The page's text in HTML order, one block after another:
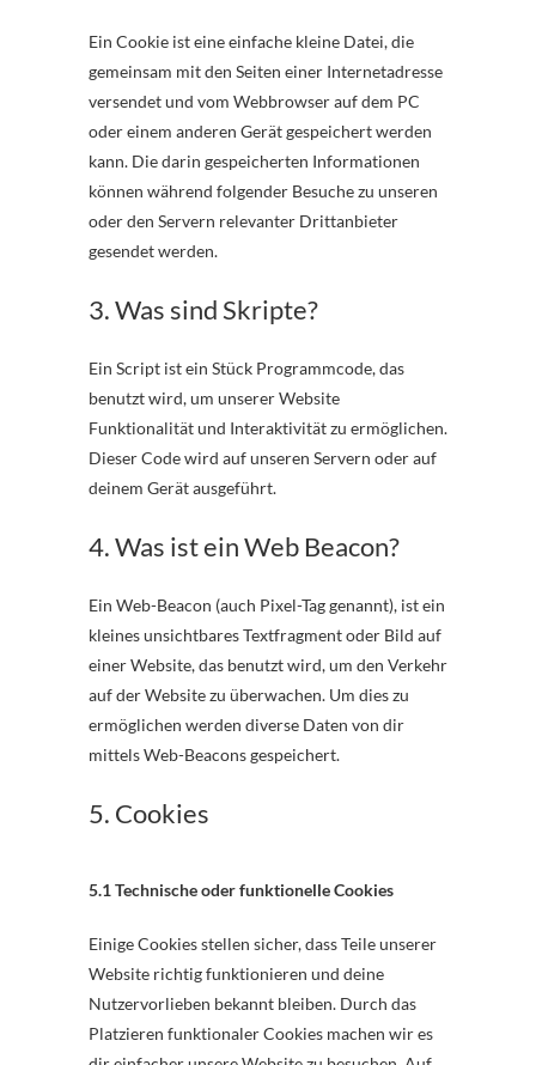
Ein Cookie ist eine einfache kleine Datei, die
gemeinsam mit den Seiten einer Internetadresse
versendet und vom Webbrowser auf dem PC
oder einem anderen Gerät gespeichert werden
kann. Die darin gespeicherten Informationen
können während folgender Besuche zu unseren
oder den Servern relevanter Drittanbieter
gesendet werden.
3. Was sind Skripte?
Ein Script ist ein Stück Programmcode, das
benutzt wird, um unserer Website
Funktionalität und Interaktivität zu ermöglichen.
Dieser Code wird auf unseren Servern oder auf
deinem Gerät ausgeführt.
4. Was ist ein Web Beacon?
Ein Web-Beacon (auch Pixel-Tag genannt), ist ein
kleines unsichtbares Textfragment oder Bild auf
einer Website, das benutzt wird, um den Verkehr
auf der Website zu überwachen. Um dies zu
ermöglichen werden diverse Daten von dir
mittels Web-Beacons gespeichert.
5. Cookies
5.1 Technische oder funktionelle Cookies
Einige Cookies stellen sicher, dass Teile unserer
Website richtig funktionieren und deine
Nutzervorlieben bekannt bleiben. Durch das
Platzieren funktionaler Cookies machen wir es